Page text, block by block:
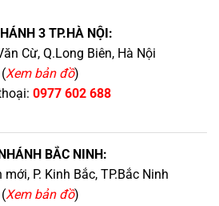
3 TP.HÀ NỘI:
Cừ, Q.Long Biên, Hà Nội
(Xem bản đồ)
0977 602 688
BẮC NINH:
P. Kinh Bắc, TP.Bắc Ninh
(Xem bản đồ)